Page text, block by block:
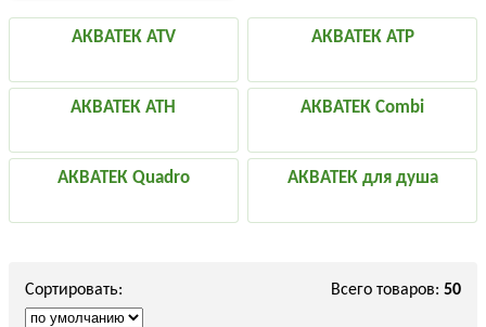
АКВАТЕК ATV АКВАТЕК ATP
АКВАТЕК ATH АКВАТЕК Combi
АКВАТЕК Quadro АКВАТЕК для душа
Всего товаров: 50
Сортировать: